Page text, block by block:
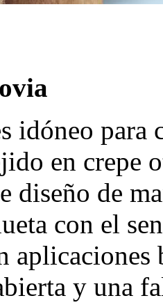
idóneo
en crepe
diseño de
con el
y una